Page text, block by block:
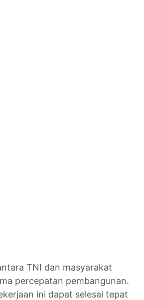
TNI dan masyarakat
percepatan pembangunan.
ini dapat selesai tepat